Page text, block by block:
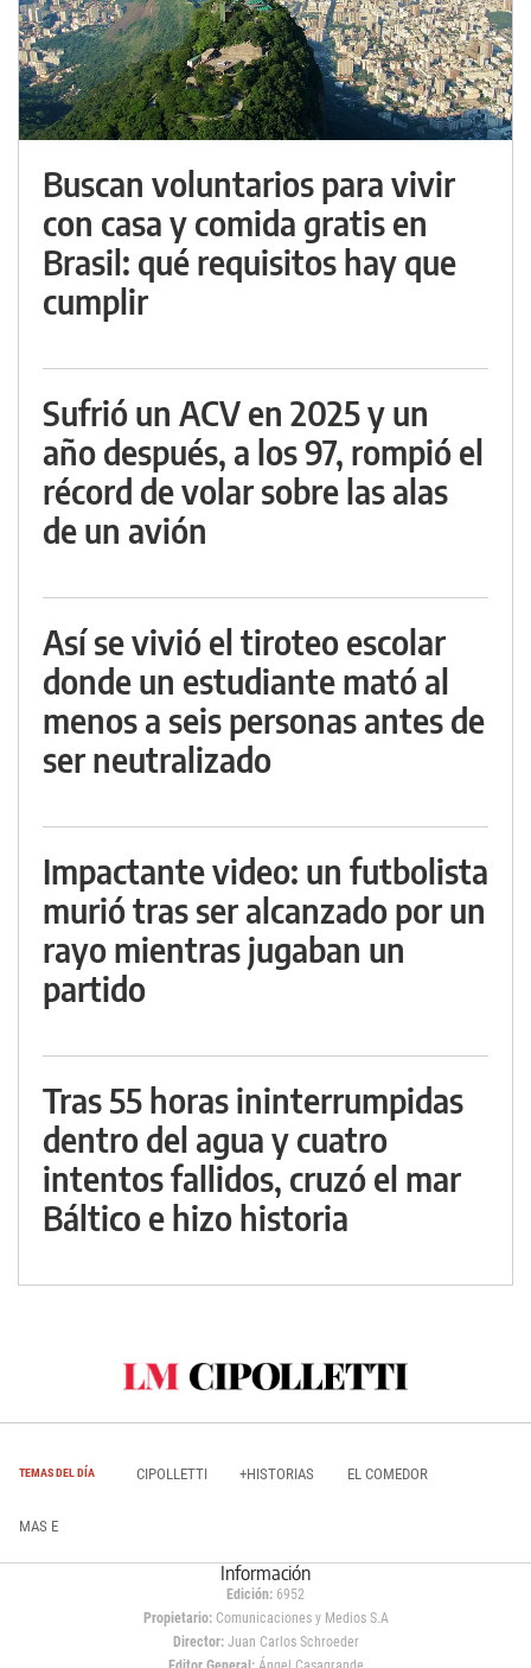
Buscan voluntarios para vivir
con casa y comida gratis en
Brasil: qué requisitos hay que
cumplir
Sufrió un ACV en 2025 y un
año después, a los 97, rompió el
récord de volar sobre las alas
de un avión
Así se vivió el tiroteo escolar
donde un estudiante mató al
menos a seis personas antes de
ser neutralizado
Impactante video: un futbolista
murió tras ser alcanzado por un
rayo mientras jugaban un
partido
Tras 55 horas ininterrumpidas
dentro del agua y cuatro
intentos fallidos, cruzó el mar
Báltico e hizo historia
TEMAS DEL DÍA CIPOLLETTI +HISTORIAS EL COMEDOR
MAS E
Información
Edición: 6952
Propietario:Comunicaciones y Medios S.A
Director: Juan Carlos Schroeder